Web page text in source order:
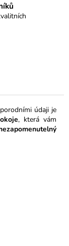
údaji je
, která vám